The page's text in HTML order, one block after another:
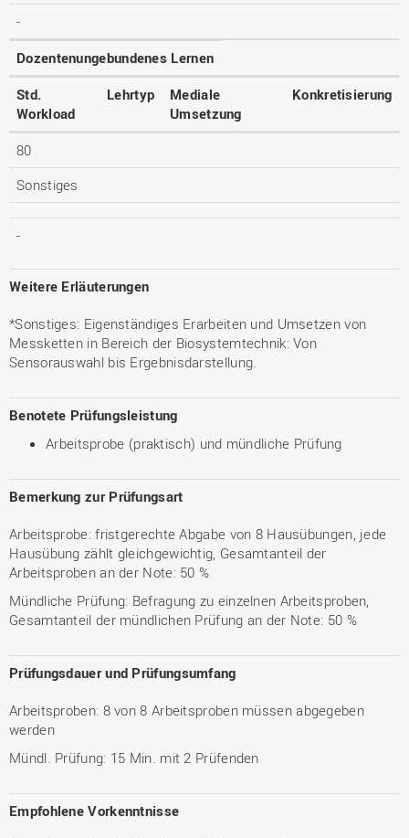
-
Dozentenungebundenes Lernen
Std.
Workload
Lehrtyp
Mediale
Umsetzung
Konkretisierung
80
Sonstiges
-
Weitere Erläuterungen
*Sonstiges: Eigenständiges Erarbeiten und Umsetzen von
Messketten in Bereich der Biosystemtechnik: Von
Sensorauswahl bis Ergebnisdarstellung.
Benotete Prüfungsleistung
Arbeitsprobe (praktisch) und mündliche Prüfung
Bemerkung zur Prüfungsart
Arbeitsprobe: fristgerechte Abgabe von 8 Hausübungen, jede
Hausübung zählt gleichgewichtig, Gesamtanteil der
Arbeitsproben an der Note: 50 %
Mündliche Prüfung: Befragung zu einzelnen Arbeitsproben,
Gesamtanteil der mündlichen Prüfung an der Note: 50 %
Prüfungsdauer und Prüfungsumfang
Arbeitsproben: 8 von 8 Arbeitsproben müssen abgegeben
werden
Mündl. Prüfung: 15 Min. mit 2 Prüfenden
Empfohlene Vorkenntnisse